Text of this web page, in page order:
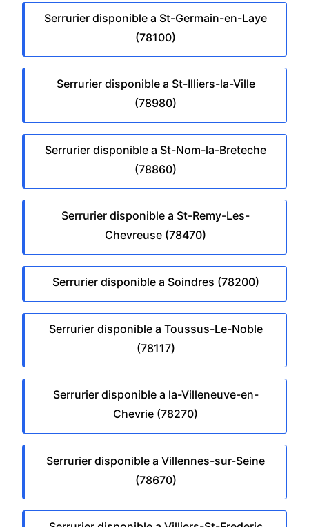
Serrurier disponible a St-Germain-en-Laye
(78100)
Serrurier disponible a St-Illiers-la-Ville
(78980)
Serrurier disponible a St-Nom-la-Breteche
(78860)
Serrurier disponible a St-Remy-Les-
Chevreuse (78470)
Serrurier disponible a Soindres (78200)
Serrurier disponible a Toussus-Le-Noble
(78117)
Serrurier disponible a la-Villeneuve-en-
Chevrie (78270)
Serrurier disponible a Villennes-sur-Seine
(78670)